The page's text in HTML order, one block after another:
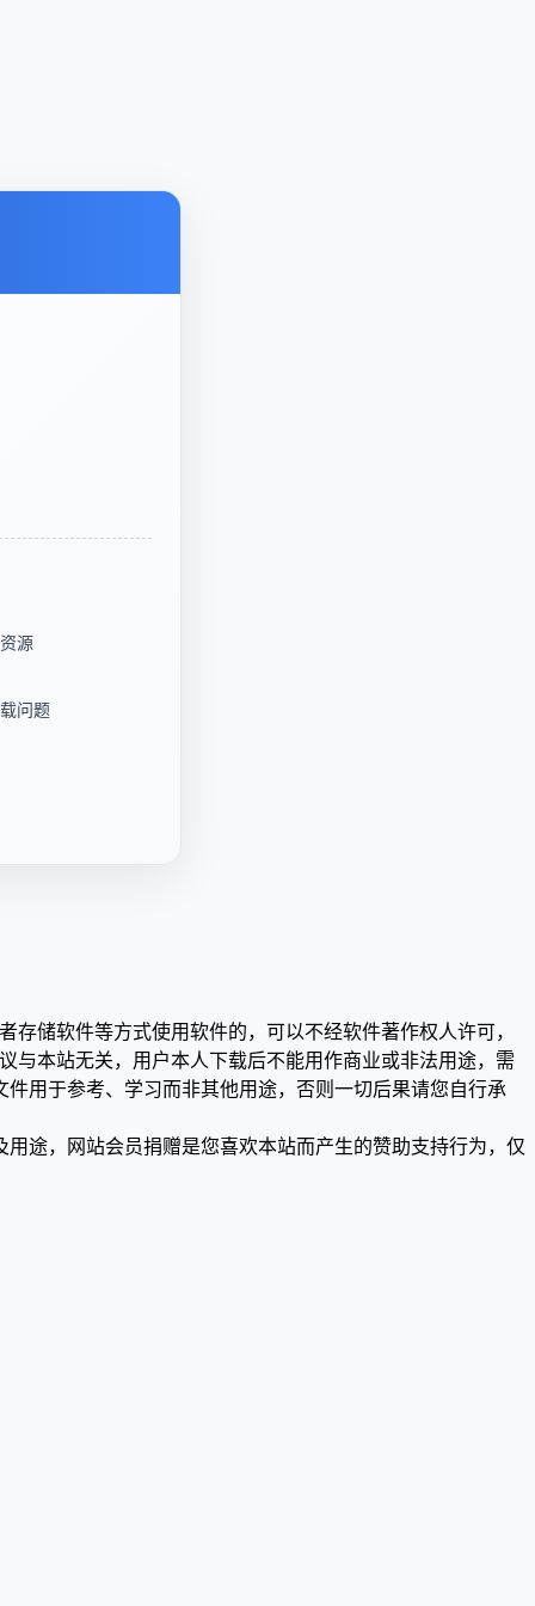
源
问题
储软件等方式使用软件的，可以不经软件著作权人许可，
与本站无关，用户本人下载后不能用作商业或非法用途，需
用于参考、学习而非其他用途，否则一切后果请您自行承
途，网站会员捐赠是您喜欢本站而产生的赞助支持行为，仅